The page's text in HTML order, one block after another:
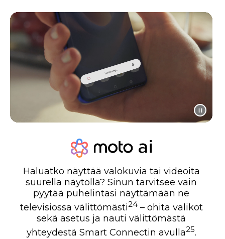
Haluatko näyttää valokuvia tai videoita
suurella näytöllä? Sinun tarvitsee vain
pyytää puhelintasi näyttämään ne
televisiossa välittömästi24– ohita valikot
sekä asetus ja nauti välittömästä
yhteydestä Smart Connectin avulla25.